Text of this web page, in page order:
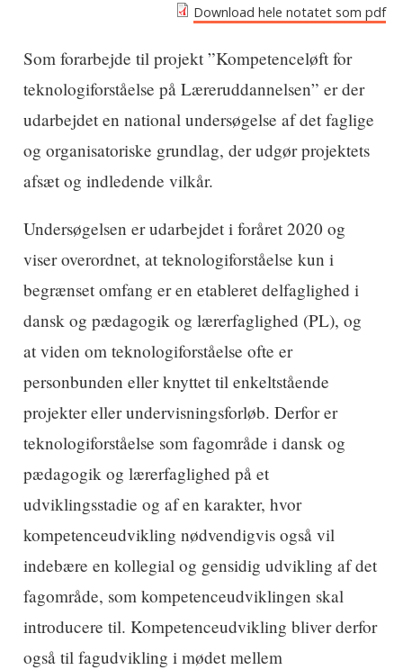
Download hele notatet som pdf
Som forarbejde til projekt ”Kompetenceløft for
teknologiforståelse på Læreruddannelsen” er der
udarbejdet en national undersøgelse af det faglige
og organisatoriske grundlag, der udgør projektets
afsæt og indledende vilkår.
Undersøgelsen er udarbejdet i foråret 2020 og
viser overordnet, at teknologiforståelse kun i
begrænset omfang er en etableret delfaglighed i
dansk og pædagogik og lærerfaglighed (PL), og
at viden om teknologiforståelse ofte er
personbunden eller knyttet til enkeltstående
projekter eller undervisningsforløb. Derfor er
teknologiforståelse som fagområde i dansk og
pædagogik og lærerfaglighed på et
udviklingsstadie og af en karakter, hvor
kompetenceudvikling nødvendigvis også vil
indebære en kollegial og gensidig udvikling af det
fagområde, som kompetenceudviklingen skal
introducere til. Kompetenceudvikling bliver derfor
også til fagudvikling i mødet mellem